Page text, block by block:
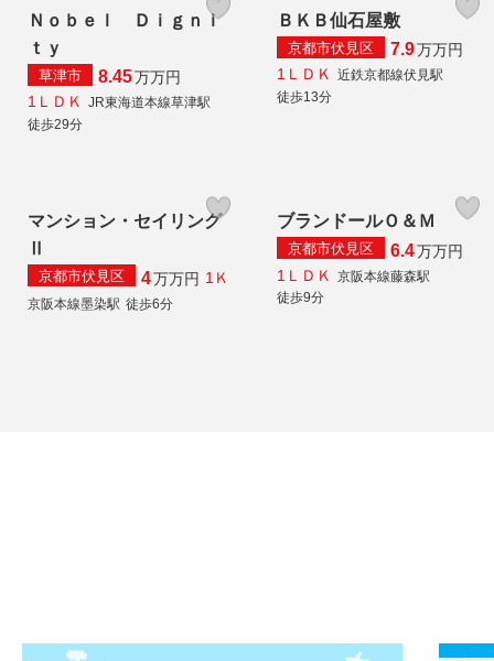
Ｎｏｂｅｌ Ｄｉｇｎｉ
ｔｙ
草津市 8.45万万円
1ＬＤＫ JR東海道本線草津駅
徒歩29分
ＢＫＢ仙石屋敷
京都市伏見区 7.9万万円
1ＬＤＫ 近鉄京都線伏見駅
徒歩13分
マンション・セイリング
京都市伏見区 4万万円 1Ｋ
京阪本線墨染駅 徒歩6分
ブランドールＯ＆Ｍ
京都市伏見区 6.4万万円
1ＬＤＫ
京阪本線藤森駅
徒歩9分